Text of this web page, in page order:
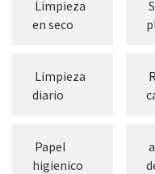
Limpieza
en seco
Limpieza
diario
Papel
higienico